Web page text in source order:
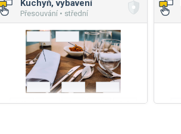
Kuchyň, vybavení
Přesouvání • střední